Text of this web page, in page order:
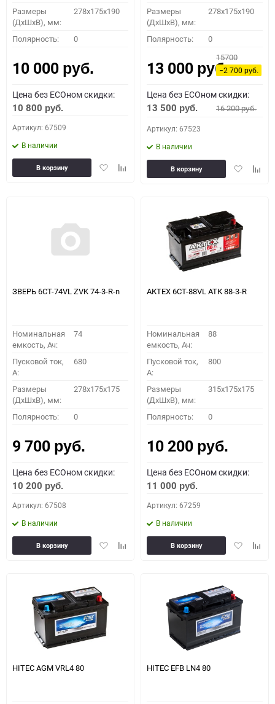
Размеры
(ДхШхВ), мм:
278x175x190
Полярность: 0
10 000 руб.
Цена без ECOном скидки:
10 800 руб.
Артикул: 67509
В наличии
ДобавитьДобавить
В корзину
Размеры
(ДхШхВ), мм:
278x175x190
Полярность: 0
13 000 руб.
15700
−2 700руб.
Цена без ECOном скидки:
13 500 руб. 16 200руб.
Артикул: 67523
В наличии
Добавить
В корзину
ЗВЕРЬ 6СТ-74VL ZVK 74-3-R-n
Номинальная
емкость, Ач:
74
Пусковой ток,
A:
680
Размеры
(ДхШхВ), мм:
278x175x175
Полярность: 0
9 700 руб.
Цена без ECOном скидки:
10 200 руб.
Артикул: 67508
В наличии
ДобавитьДобавить
В корзину
АКТЕХ 6СТ-88VL АТК 88-3-R
Номинальная
емкость, Ач:
88
Пусковой ток,
A:
800
Размеры
(ДхШхВ), мм:
315x175x175
Полярность: 0
10 200 руб.
Цена без ECOном скидки:
11 000 руб.
Артикул: 67259
В наличии
Добавить
В корзину
HITEC AGM VRL4 80 HITEC EFB LN4 80